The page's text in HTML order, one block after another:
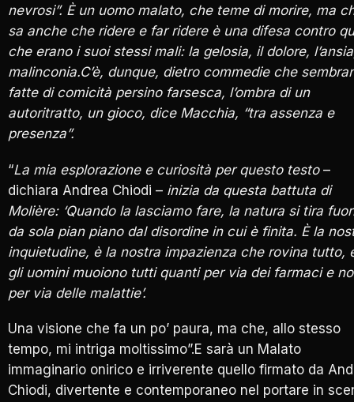
nevrosi”. È un uomo malato, che teme di morire, ma
sa anche che ridere e far ridere è una difesa contro
che erano i suoi stessi mali: la gelosia, il dolore,
malinconia.C’è, dunque, dietro commedie che
fatte di comicità persino farsesca, l’ombra di un
autoritratto, un gioco, dice Macchia, “tra assenza e
presenza”.
“La mia esplorazione e curiosità per questo testo–
dichiara Andrea Chiodi – inizia da questa battuta di
Molière: ‘Quando la lasciamo fare, la natura si tira
da sola pian piano dal disordine in cui è finita. È la
inquietudine, è la nostra impazienza che rovina tutto,
gli uomini muoiono tutti quanti per via dei farmaci e
per via delle malattie’.
Una visione che fa un po’ paura, ma che, allo stesso
tempo, mi intriga moltissimo”.E sarà un Malato
immaginario onirico e irriverente quello firmato da
Chiodi, divertente e contemporaneo nel portare in